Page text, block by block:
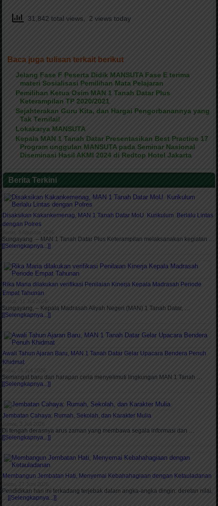
31,842 total views, 2 views today
Baca juga tulisan terkait berikut
Jelang Fase F Peserta Didik MANSUTA Fase E terima
materi Sosialisasi Pemilihan Mata Pelajaran
Pemilihan Ketua Osim MAN 1 Tanah Datar Plus
Keterampilan TP 2020/2021
Sejahterakan Guru Kita, dan Hargai Pengorbanannya yang
Tak Ternilai!
Lokakarya MANSUTA
Kepala MAN 1 Tanah Datar Presentasikan Best Practice 17
Program unggulan MANSUTA pada Seminar Nasional
Diseminasi Hasil AKMI 2024 di Redtop Hotel Jakarta
Berita Terkini
Disaksikan Kakankemenag, MAN 1 Tanah Datar MoU Kurikulum Berlalu Lintas
dengan Polres
Senin, 3 Agustus 2026
Sungayang – MAN 1 Tanah Datar Plus Keterampilan melaksanakan kegiatan …
[[Selengkapnya...]]
Rika Maria dilakukan verifikasi Penilaian Kinerja Kepala Madrasah Periode
Empat Tahunan
Jumat, 31 Juli 2026
Sungayang, – Kepala Madrasah Aliyah Negeri (MAN) 1 Tanah Datar, …
[[Selengkapnya...]]
Awali Tahun Ajaran Baru, MAN 1 Tanah Datar Gelar Upacara Bendera Penuh
Khidmat
Rabu, 15 Juli 2026
Semangat baru dan harapan ceria menyelimuti lingkungan MAN 1 Tanah …
[[Selengkapnya...]]
Jembatan Cahaya: Rumah, Sekolah, dan Karakter Mulia
Jumat, 3 Juli 2026
Di tengah derasnya arus zaman yang membawa segala informasi dan …
[[Selengkapnya...]]
Membangun Jembatan Hati, Menyemai Kebahahagiaan dengan Ketauladanan
Sabtu, 27 Juni 2026
Pendidikan hari ini terkadang terjebak dalam angka-angka dingin: deretan nilai,
… [[Selengkapnya...]]